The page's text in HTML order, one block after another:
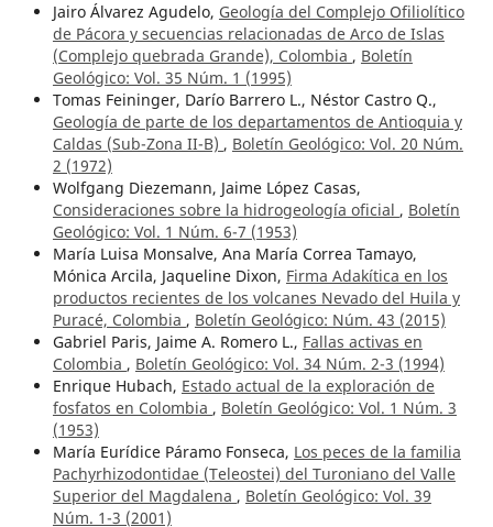
Jairo Álvarez Agudelo, Geología del Complejo Ofiliolítico
de Pácora y secuencias relacionadas de Arco de Islas
(Complejo quebrada Grande), Colombia , Boletín
Geológico: Vol. 35 Núm. 1 (1995)
Tomas Feininger, Darío Barrero L., Néstor Castro Q.,
Geología de parte de los departamentos de Antioquia y
Caldas (Sub-Zona II-B) , Boletín Geológico: Vol. 20 Núm.
2 (1972)
Wolfgang Diezemann, Jaime López Casas,
Consideraciones sobre la hidrogeología oficial , Boletín
Geológico: Vol. 1 Núm. 6-7 (1953)
María Luisa Monsalve, Ana María Correa Tamayo,
Mónica Arcila, Jaqueline Dixon, Firma Adakítica en los
productos recientes de los volcanes Nevado del Huila y
Puracé, Colombia , Boletín Geológico: Núm. 43 (2015)
Gabriel Paris, Jaime A. Romero L., Fallas activas en
Colombia , Boletín Geológico: Vol. 34 Núm. 2-3 (1994)
Enrique Hubach, Estado actual de la exploración de
fosfatos en Colombia , Boletín Geológico: Vol. 1 Núm. 3
(1953)
María Eurídice Páramo Fonseca, Los peces de la familia
Pachyrhizodontidae (Teleostei) del Turoniano del Valle
Superior del Magdalena , Boletín Geológico: Vol. 39
Núm. 1-3 (2001)